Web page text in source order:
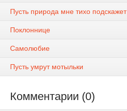
Пусть природа мне тихо подскажет
Поклоннице
Самолюбие
Пусть умрут мотыльки
Комментарии (0)